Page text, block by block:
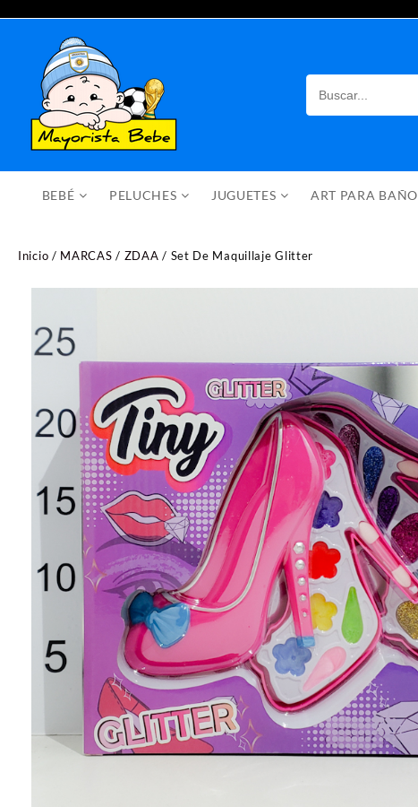
BEBÉ PELUCHES JUGUETES ART PARA BAÑO
Inicio / MARCAS / ZDAA / Set De Maquillaje Glitter